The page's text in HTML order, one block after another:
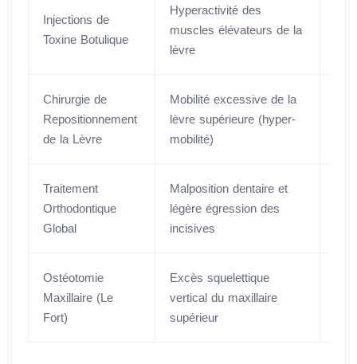
Injections de
Toxine Botulique
Hyperactivité des
muscles élévateurs de la
lèvre
Chirurgie de
Repositionnement
de la Lèvre
Mobilité excessive de la
lèvre supérieure (hyper-
mobilité)
Traitement
Orthodontique
Global
Malposition dentaire et
légère égression des
incisives
Ostéotomie
Maxillaire (Le
Fort)
Excès squelettique
vertical du maxillaire
supérieur